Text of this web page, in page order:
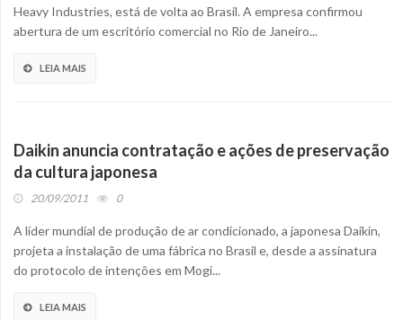
Heavy Industries, está de volta ao Brasil. A empresa confirmou
abertura de um escritório comercial no Rio de Janeiro...
LEIA MAIS
Daikin anuncia contratação e ações de preservação
da cultura japonesa
20/09/2011 0
A líder mundial de produção de ar condicionado, a japonesa Daikin,
projeta a instalação de uma fábrica no Brasil e, desde a assinatura
do protocolo de intenções em Mogi...
LEIA MAIS